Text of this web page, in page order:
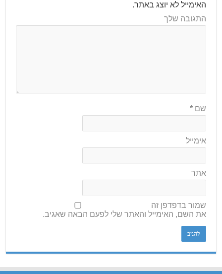
האימייל לא יוצג באתר.
התגובה שלך
שם*
אימייל
אתר
שמור בדפדפן זה
את השם, האימייל והאתר שלי לפעם הבאה שאגיב.